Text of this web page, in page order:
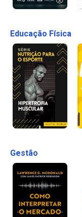
Educação Física
Gestão